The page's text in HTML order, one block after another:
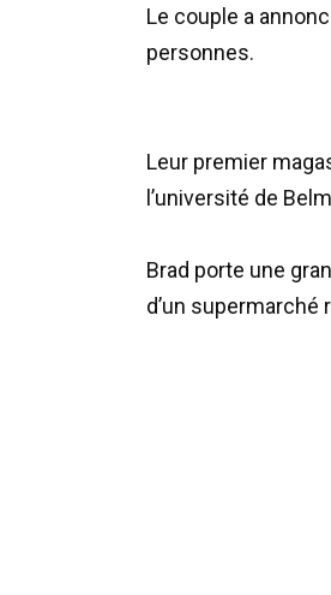
Le couple a
personnes.
Leur premier
l’université de
Brad porte une
d’un supermarché